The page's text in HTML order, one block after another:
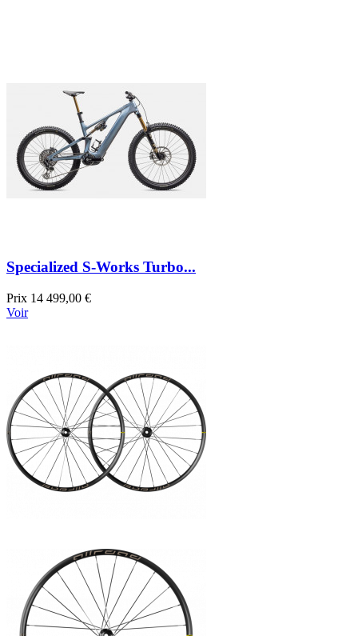
Specialized S-Works Turbo...
Prix 14 499,00 €
Voir